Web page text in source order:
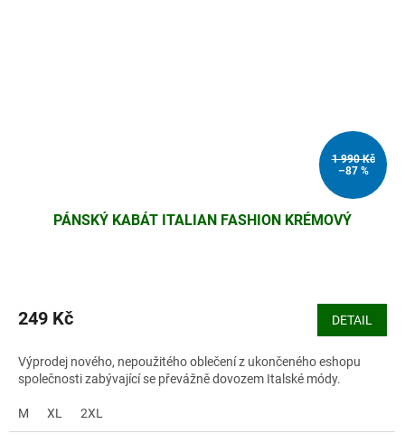
1 990 Kč
–87 %
PÁNSKÝ KABÁT ITALIAN FASHION KRÉMOVÝ
249 Kč DETAIL
Výprodej nového, nepoužitého oblečení z ukončeného eshopu
společnosti zabývající se převážně dovozem Italské módy.
M XL 2XL